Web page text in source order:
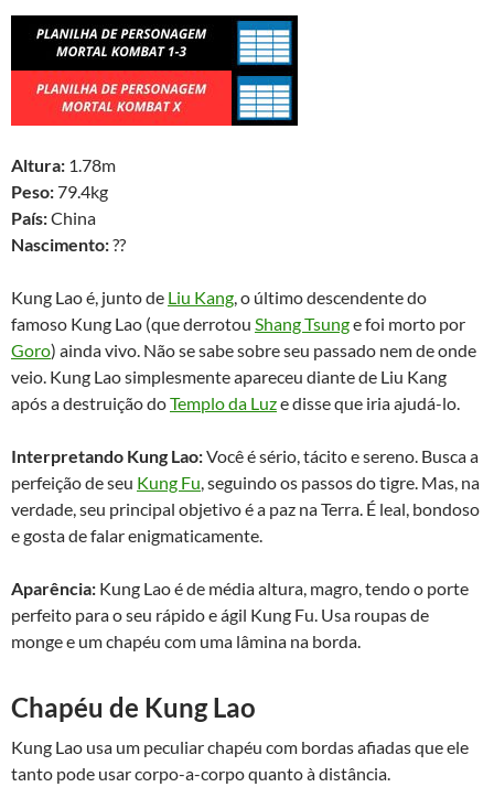
Altura: 1.78m
Peso:79.4kg
País:China
Nascimento:??
Kung Lao é, junto de Liu Kang , o último descendente do
famoso Kung Lao (que derrotou Shang Tsunge foi morto por
Goro) ainda vivo. Não se sabe sobre seu passado nem de onde
veio. Kung Lao simplesmente apareceu diante de Liu Kang
após a destruição doTemplo da Luze disse que iria ajudá-lo.
Interpretando Kung Lao:Você é sério, tácito e sereno. Busca a
perfeição de seu Kung Fu , seguindo os passos do tigre. Mas, na
verdade, seu principal objetivo é a paz na Terra. É leal, bondoso
e gosta de falar enigmaticamente.
Aparência: Kung Lao é de média altura, magro, tendo o porte
perfeito para o seu rápido e ágil Kung Fu. Usa roupas de
monge e um chapéu com uma lâmina na borda.
Chapéu de Kung Lao
Kung Lao usa um peculiar chapéu com bordas afiadas que ele
tanto pode usar corpo-a-corpo quanto à distância.